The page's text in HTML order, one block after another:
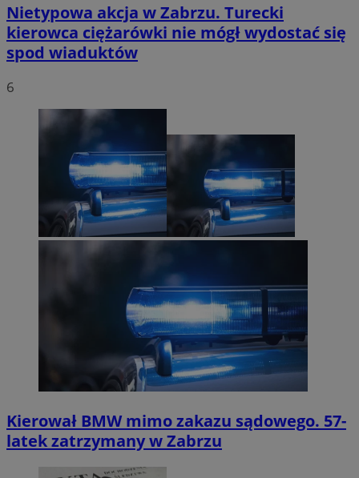
Nietypowa akcja w Zabrzu. Turecki
kierowca ciężarówki nie mógł wydostać się
spod wiaduktów
6
Kierował BMW mimo zakazu sądowego. 57-
latek zatrzymany w Zabrzu